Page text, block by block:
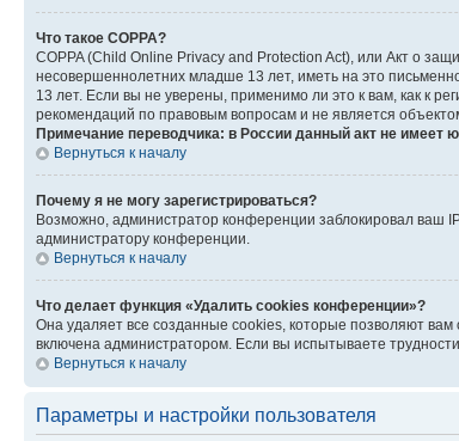
Что такое COPPA?
COPPA (Child Online Privacy and Protection Act), или Акт о
несовершеннолетних младше 13 лет, иметь на это
13 лет. Если вы не уверены, применимо ли это к вам, как к
рекомендаций по правовым вопросам и не является
Примечание переводчика: в России данный акт не имеет
Вернуться к началу
Почему я не могу зарегистрироваться?
Возможно, администратор конференции заблокировал ваш
администратору конференции.
Вернуться к началу
Что делает функция «Удалить cookies конференции»?
Она удаляет все созданные cookies, которые позволяют
включена администратором. Если вы испытываете
Вернуться к началу
Параметры и настройки пользователя